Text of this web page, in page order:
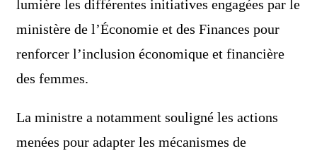
lumière les différentes initiatives engagées par le
ministère de l’Économie et des Finances pour
renforcer l’inclusion économique et financière
des femmes.
La ministre a notamment souligné les actions
menées pour adapter les mécanismes de